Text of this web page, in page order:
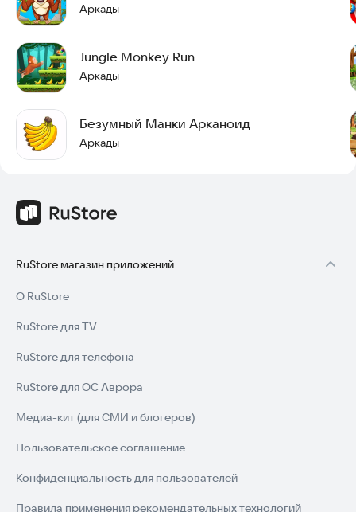
Аркады
Jungle Monkey Run
Аркады
Безумный Манки Арканоид
Аркады
RuStore магазин приложений
О RuStore
RuStore для TV
RuStore для телефона
RuStore для ОС Аврора
Медиа-кит (для СМИ и блогеров)
Пользовательское соглашение
Конфиденциальность для пользователей
Правила применения рекомендательных технологий